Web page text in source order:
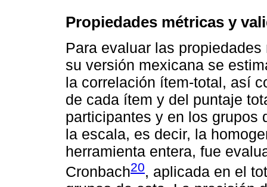
Propiedades métricas y
Para evaluar las
su versión mexicana se
la correlación ítem-total, así
de cada ítem y del puntaje
participantes y en los grupos
la escala, es decir, la
herramienta entera, fue
Cronbach20, aplicada en el